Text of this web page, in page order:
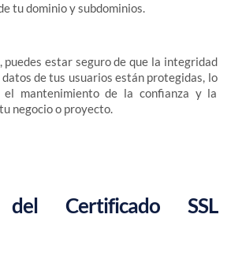
tu dominio y subdominios.
puedes estar seguro de que la integridad
de tus usuarios están protegidas, lo
mantenimiento de la confianza y la
negocio o proyecto.
del Certificado SSL